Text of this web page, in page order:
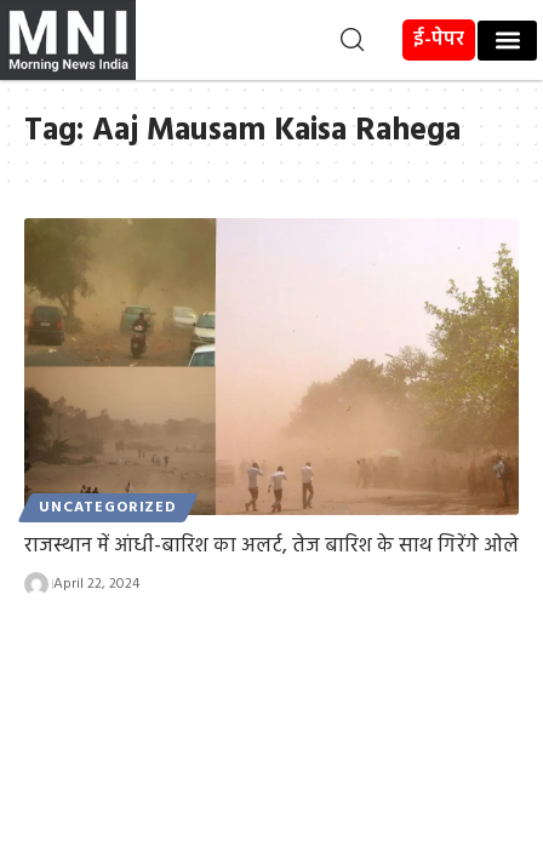
ई-पेपर
Tag:Aaj Mausam Kaisa Rahega
UNCATEGORIZED
राजस्थान में आंधी-बारिश का अलर्ट, तेज बारिश के साथ गिरेंगे ओले
April 22, 2024